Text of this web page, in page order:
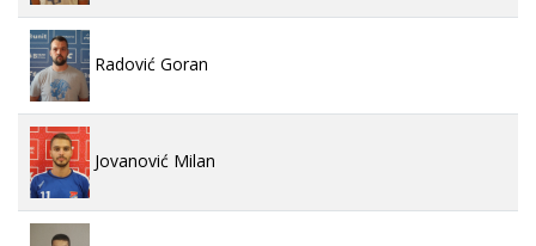
Radović Goran
Jovanović Milan